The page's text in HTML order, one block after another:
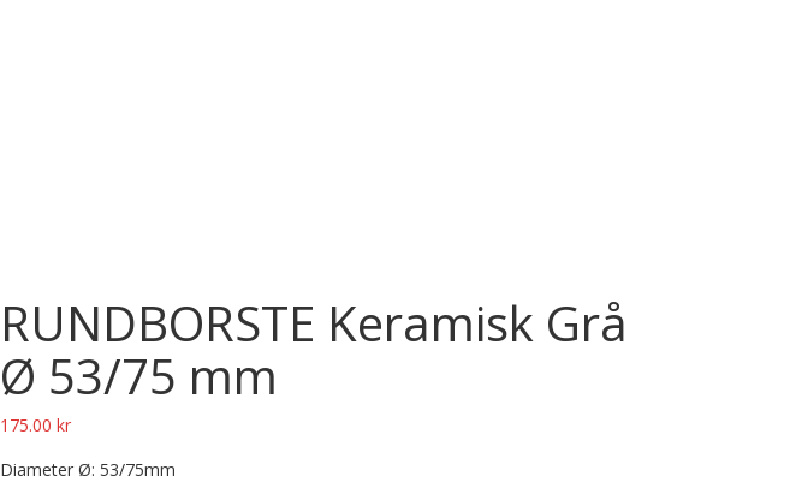
RUNDBORSTE Keramisk Grå
Ø 53/75 mm
175.00 kr
Diameter Ø: 53/75mm